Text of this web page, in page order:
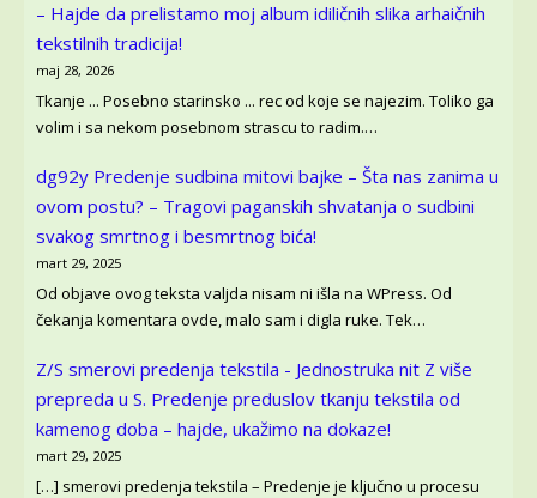
– Hajde da prelistamo moj album idiličnih slika arhaičnih
tekstilnih tradicija!
maj 28, 2026
Tkanje ... Posebno starinsko ... rec od koje se najezim. Toliko ga
volim i sa nekom posebnom strascu to radim.…
dg92y Predenje sudbina mitovi bajke – Šta nas zanima u
ovom postu? – Tragovi paganskih shvatanja o sudbini
svakog smrtnog i besmrtnog bića!
mart 29, 2025
Od objave ovog teksta valjda nisam ni išla na WPress. Od
čekanja komentara ovde, malo sam i digla ruke. Tek…
Z/S smerovi predenja tekstila - Jednostruka nit Z više
prepreda u S. Predenje preduslov tkanju tekstila od
kamenog doba – hajde, ukažimo na dokaze!
mart 29, 2025
[…] smerovi predenja tekstila – Predenje je ključno u procesu